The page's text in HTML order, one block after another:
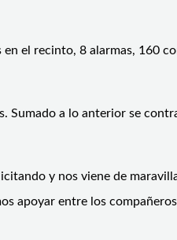
el recinto, 8 alarmas, 160
a lo anterior se
y nos viene de
apoyar entre los